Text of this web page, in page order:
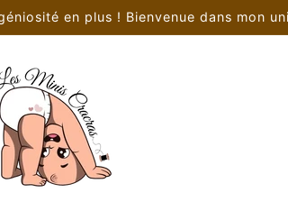
en plus ! Bienvenue dans mon